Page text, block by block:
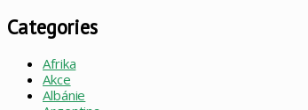
Categories
Afrika
Akce
Albánie